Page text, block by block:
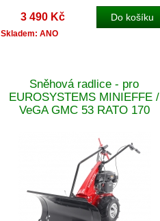
3 490 Kč
Skladem: ANO
Sněhová radlice - pro
EUROSYSTEMS MINIEFFE /
VeGA GMC 53 RATO 170